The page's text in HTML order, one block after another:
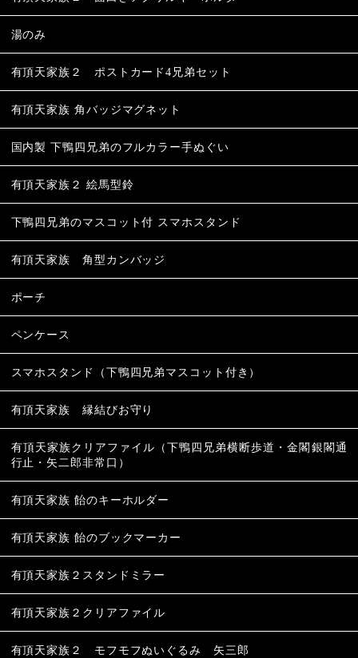
湯のみ
有頂天家族２ ポストカード4兄弟セット
有頂天家族 角バッジマグネット
国内製 下鴨四兄弟のフルカラー手ぬぐい
有頂天家族２ 絵馬型鈴
下鴨四兄弟のマスコット付 スマホスタンド
有頂天家族 角型カンバッジ
ポーチ
ペンケース
スマホスタンド（下鴨四兄弟マスコット付き）
有頂天家族 縁結びお守り
有頂天家族クリアファイル（下鴨四兄弟横断歩道・金閣銀閣通
行止・矢二郎非常口）
有頂天家族 飴のキーホルダー
有頂天家族 飴のブックマーカー
有頂天家族２スタンドミラー
有頂天家族２クリアファイル
有頂天家族２ モフモフぬいぐるみ 矢三郎